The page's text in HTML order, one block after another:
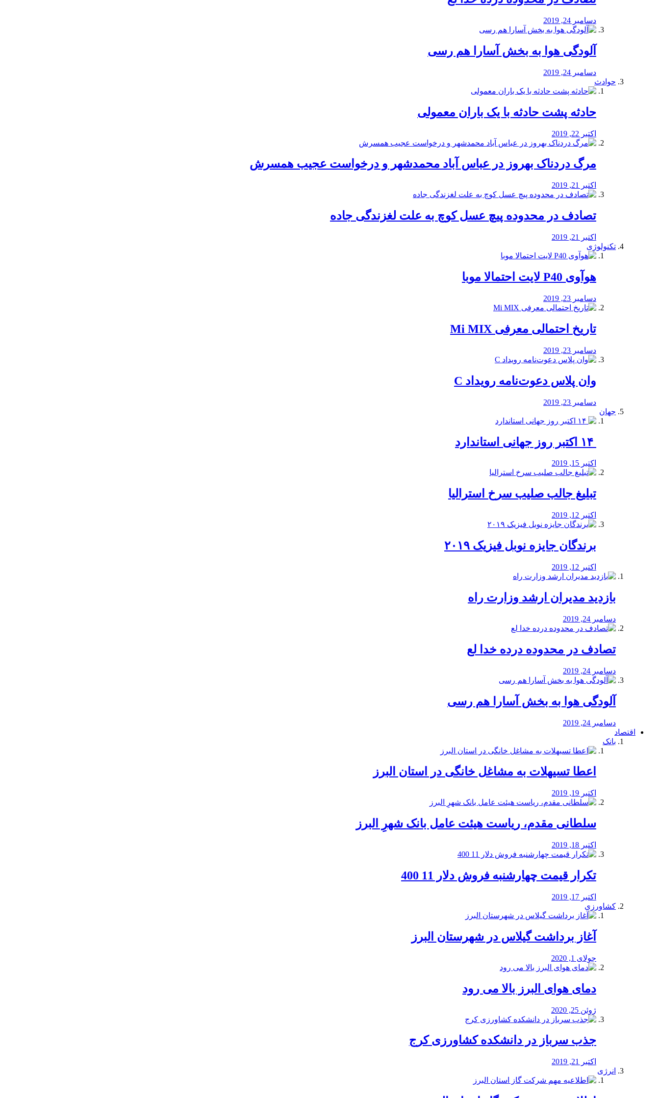
دسامبر 24, 2019
آلودگی هوا به بخش آسارا هم رسی
دسامبر 24, 2019
حوادث
️حادثه پشت حادثه با یک باران معمولی
اکتبر 22, 2019
مرگ دردناک بهروز در عباس آباد محمدشهر و درخواست عجیب همسرش
اکتبر 21, 2019
تصادف در محدوده پیچ عسل کوچ به علت لغزندگی جاده
اکتبر 21, 2019
تکنولوژی
هوآوی P40 لایت احتمالا موبا
دسامبر 23, 2019
تاریخ احتمالی معرفی Mi MIX
دسامبر 23, 2019
وان پلاس دعوت‌نامه رویداد C
دسامبر 23, 2019
جهان
اکتبر 15, 2019
تبلیغ جالب صلیب سرخ استرالیا
اکتبر 12, 2019
برندگان جایزه نوبل فیزیک ۲۰۱۹
اکتبر 12, 2019
بازدید مدیران ارشد وزارت راه
دسامبر 24, 2019
تصادف در محدوده درده خدا لع
دسامبر 24, 2019
آلودگی هوا به بخش آسارا هم رسی
دسامبر 24, 2019
اقتصاد
بانک
️اعطا تسیهلات به مشاغل خانگی در استان البرز
اکتبر 19, 2019
سلطانی مقدم، ریاست هیئت عامل بانک شهرِ البرز
اکتبر 18, 2019
تکرار قیمت چهارشنبه فروش دلار 11 400
اکتبر 17, 2019
کشاورزی
آغاز برداشت گیلاس در شهرستان البرز
جولای 1, 2020
دمای هوای البرز بالا می رود
ژوئن 25, 2020
جذب سرباز در دانشکده کشاورزی کرج
اکتبر 21, 2019
انرژی